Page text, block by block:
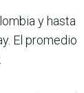
y hasta
El promedio